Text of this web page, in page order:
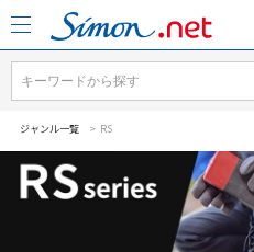
ジャンル一覧 > RS